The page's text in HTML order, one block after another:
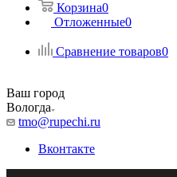
Корзина0
Отложенные0
Сравнение товаров0
Ваш город
Вологда
tmo@rupechi.ru
Вконтакте